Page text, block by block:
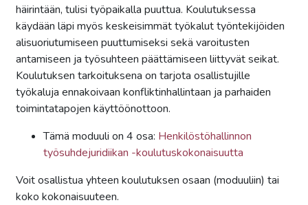
häirintään, tulisi työpaikalla puuttua. Koulutuksessa
käydään läpi myös keskeisimmät työkalut työntekijöiden
alisuoriutumiseen puuttumiseksi sekä varoitusten
antamiseen ja työsuhteen päättämiseen liittyvät seikat.
Koulutuksen tarkoituksena on tarjota osallistujille
työkaluja ennakoivaan konfliktinhallintaan ja parhaiden
toimintatapojen käyttöönottoon.
Tämä moduuli on 4 osa: Henkilöstöhallinnon
työsuhdejuridiikan -koulutuskokonaisuutta
Voit osallistua yhteen koulutuksen osaan (moduuliin) tai
koko kokonaisuuteen.